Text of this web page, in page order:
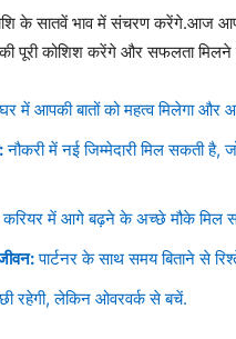
के सातवें भाव में संचरण करेंगे.आज
पूरी कोशिश करेंगे और सफलता मिलने
में आपकी बातों को महत्व मिलेगा
नौकरी में नई जिम्मेदारी मिल सकती
करियर में आगे बढ़ने के अच्छे मौके मिल
पार्टनर के साथ समय बिताने से
रहेगी, लेकिन ओवरवर्क से बचें.